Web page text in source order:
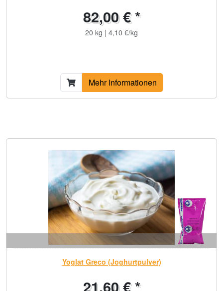
82,00 € *
20 kg | 4,10 €/kg
Mehr Informationen
Yoglat Greco (Joghurtpulver)
21,60 € *